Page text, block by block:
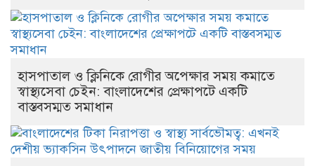
হাসপাতাল ও ক্লিনিকে রোগীর অপেক্ষার সময় কমাতে
স্বাস্থ্যসেবা চেইন: বাংলাদেশের প্রেক্ষাপটে একটি
বাস্তবসম্মত সমাধান